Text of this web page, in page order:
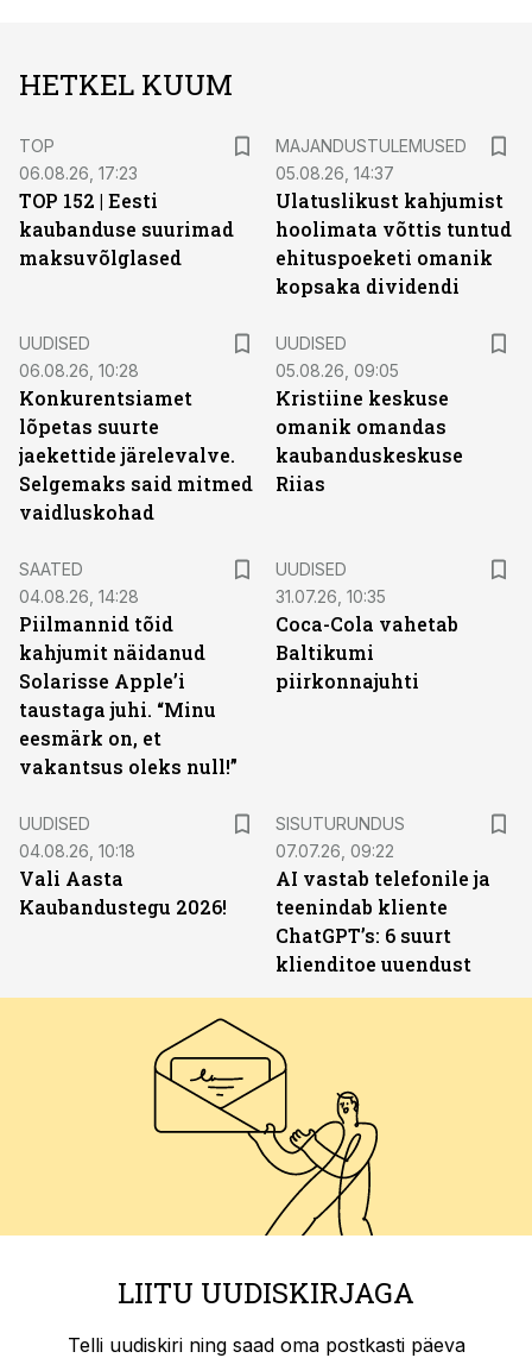
HETKEL KUUM
TOP
06.08.26, 17:23
TOP 152 | Eesti
kaubanduse suurimad
maksuvõlglased
MAJANDUSTULEMUSED
05.08.26, 14:37
Ulatuslikust kahjumist
hoolimata võttis tuntud
ehituspoeketi omanik
kopsaka dividendi
UUDISED
06.08.26, 10:28
Konkurentsiamet
lõpetas suurte
jaekettide järelevalve.
Selgemaks said mitmed
vaidluskohad
UUDISED
05.08.26, 09:05
Kristiine keskuse
omanik omandas
kaubanduskeskuse
Riias
SAATED
04.08.26, 14:28
Piilmannid tõid
kahjumit näidanud
Solarisse Apple’i
taustaga juhi. “Minu
eesmärk on, et
vakantsus oleks null!”
UUDISED
31.07.26, 10:35
Coca-Cola vahetab
Baltikumi
piirkonnajuhti
UUDISED
04.08.26, 10:18
Vali Aasta
Kaubandustegu 2026!
SISUTURUNDUS
07.07.26, 09:22
AI vastab telefonile ja
teenindab kliente
ChatGPT’s: 6 suurt
klienditoe uuendust
LIITU UUDISKIRJAGA
Telli uudiskiri ning saad oma postkasti päeva